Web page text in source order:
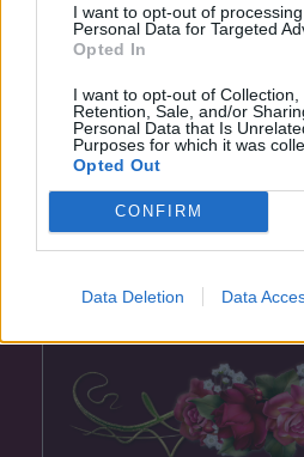
I want to opt-out of
Personal Data for Targeted
Opted In
I want to opt-out of Collection,
Retention, Sale, and/or
Personal Data that Is
Purposes for which it was
Opted Out
CONFIRM
Data Deletion Data
před 16